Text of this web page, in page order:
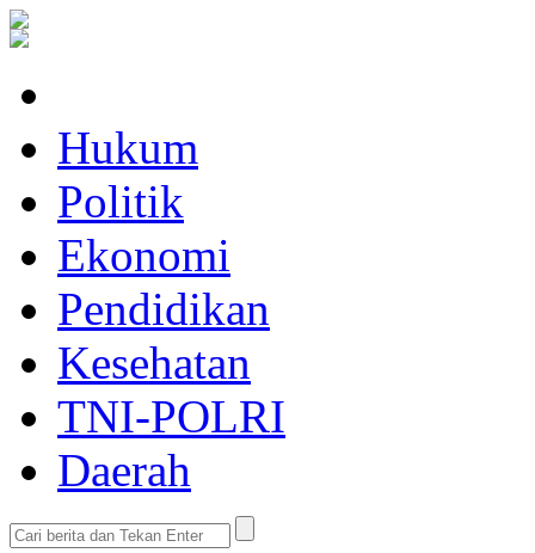
Hukum
Politik
Ekonomi
Pendidikan
Kesehatan
TNI-POLRI
Daerah